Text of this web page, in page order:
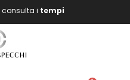
consulta i tempi